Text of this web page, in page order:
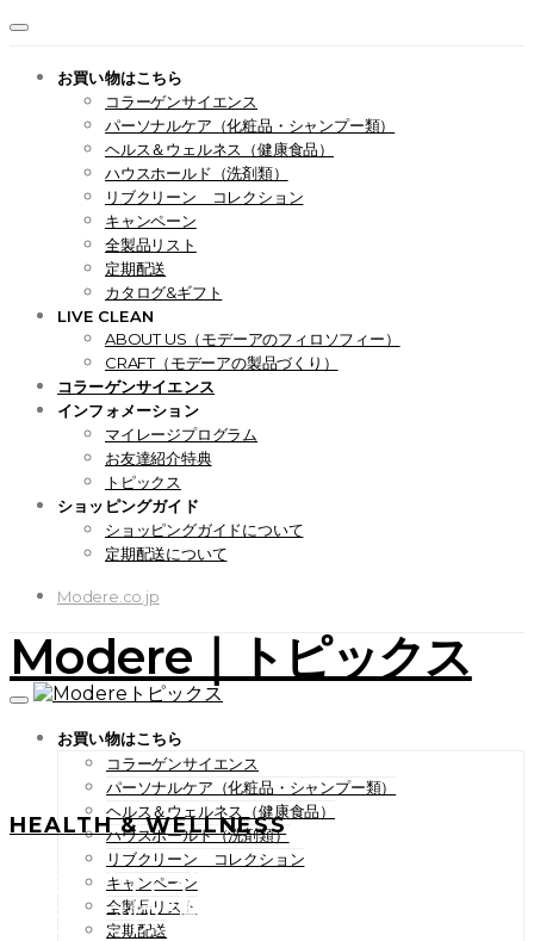
お買い物はこちら
コラーゲンサイエンス
パーソナルケア（化粧品・シャンプー類）
ヘルス＆ウェルネス（健康食品）
ハウスホールド（洗剤類）
リブクリーン コレクション
キャンペーン
全製品リスト
定期配送
カタログ&ギフト
LIVE CLEAN
ABOUT US（モデーアのフィロソフィー）
CRAFT（モデーアの製品づくり）
コラーゲンサイエンス
インフォメーション
マイレージプログラム
お友達紹介特典
トピックス
ショッピングガイド
ショッピングガイドについて
定期配送について
Modere.co.jp
Modere｜トピックス
お買い物はこちら
コラーゲンサイエンス
パーソナルケア（化粧品・シャンプー類）
ヘルス＆ウェルネス（健康食品）
ハウスホールド（洗剤類）
リブクリーン コレクション
キャンペーン
全製品リスト
定期配送
HEALTH & WELLNESS
効果イロイロ、お手軽ストレ
ッチで快調な毎日を。